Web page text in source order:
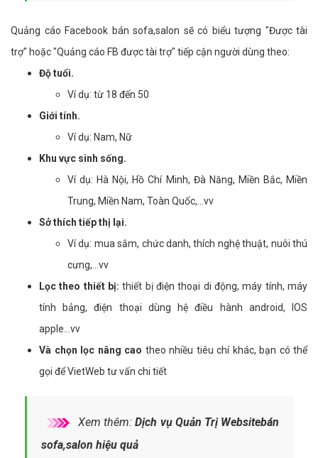
Quảng cáo Facebook bán sofa,salon sẽ có biểu tượng "Được tài
trợ" hoặc "Quảng cáo FB được tài trợ" tiếp cận người dùng theo:
Độ tuổi.
Ví dụ: từ 18 đến 50
Giới tính.
Ví dụ: Nam, Nữ
Khu vực sinh sống.
Ví dụ: Hà Nội, Hồ Chí Minh, Đà Năng, Miền Bắc, Miền
Trung, Miền Nam, Toàn Quốc,...vv
Sở thích tiếp thị lại.
Ví dụ: mua sắm, chức danh, thích nghệ thuật, nuôi thú
cưng,...vv
Lọc theo thiết bị:thiết bị điện thoại di động, máy tính, máy
tính bảng, điện thoại dùng hệ điều hành android, IOS
apple...vv
Và chọn lọc nâng cao theo nhiều tiêu chí khác, bạn có thể
gọi để VietWeb tư vấn chi tiết
Xem thêm:Dịch vụ Quản Trị Websitebán
sofa,salon hiệu quả